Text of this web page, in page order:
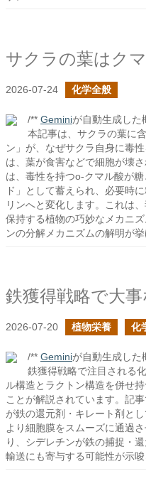
2026-07-24 化学全般
/** Geminiが自動生成した
本記事は、サクラの葉に
ン」が、なぜサクラ自身に毒
は、葉が食害などで細胞が壊
は、毒性を持つo-クマル酸が
ド」として蓄えられ、必要時
リンへと変化します。これは
保持する植物の巧妙なメカニ
ンの分解メカニズムの解明が挙
2026-07-20 植物栄養 化
/** Geminiが自動生成した
鉄獲得戦略で注目される
ル構造とラクトン構造を併せ
ことが解説されています。記
が鉄の還元剤・キレート剤と
より細胞膜をスムーズに通過
り、シデレチンが鉄の捕捉・
輸送にも寄与する可能性が示唆